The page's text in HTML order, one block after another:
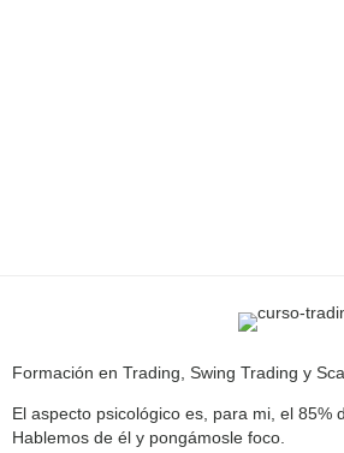
Formación en Trading, Swing Trading y
El aspecto psicológico es, para mi, el 85%
Hablemos de él y pongámosle foco.